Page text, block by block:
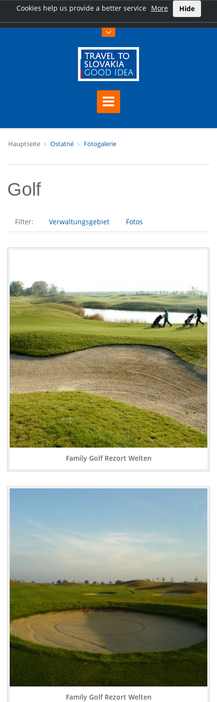
Cookies help us provide a better service More Hide
Hauptseite Ostatné Fotogalerie
Golf
Filter: Verwaltungsgebiet Fotos
Family Golf Rezort Welten
Family Golf Rezort Welten